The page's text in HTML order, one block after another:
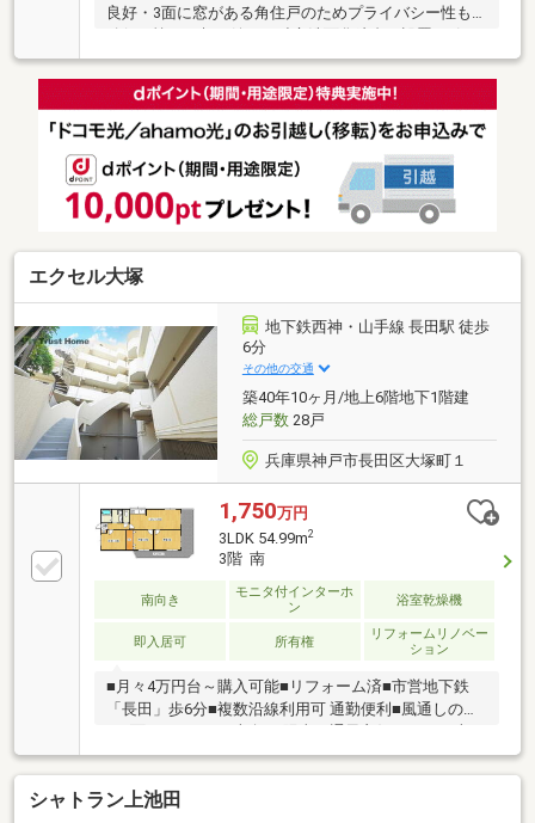
良好・3面に窓がある角住戸のためプライバシー性も
線が利用可能で都心へのアクセス良好・即引渡し可能
なため新生活をスムーズに開始可能◇立地・神戸市立
長田南小学校まで徒歩約8分・神戸市立長田中学校ま
で徒歩約9分◆◇弊社が選ばれる理由◆◇１．お金の
画をサポート！２．買い替えなどにも対応できる売却
専門チームあり！３．たくさんの銀行と繋がりがある
ため、最も低金利になるように審査が可能！お気軽に
エクセル大塚
地下鉄西神・山手線 長田駅 徒歩
6分
その他の交通
築40年10ヶ月/地上6階地下1階建
総戸数28戸
兵庫県神戸市長田区大塚町１
1,750万円
3LDK 54.99m2
3階 南
南向き
モニタ付インターホ
ン
浴室乾燥機
即入居可 所有権
リフォームリノベー
ション
■月々4万円台～購入可能■リフォーム済■市営地下鉄
「長田」歩6分■複数沿線利用可 通勤便利■風通しの良
3LDK 3階部分■バルコニーに面した明るいリビング■住
空間スッキリ！居室収納■食洗機付！お料理の後片付
けをサポート◎■モニタ付インターホン有■小学校、ス
シャトラン上池田